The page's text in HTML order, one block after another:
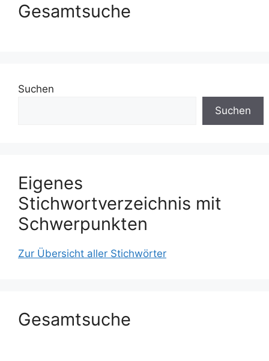
Gesamtsuche
Suchen
Suchen
Eigenes
Stichwortverzeichnis mit
Schwerpunkten
Zur Übersicht aller Stichwörter
Gesamtsuche